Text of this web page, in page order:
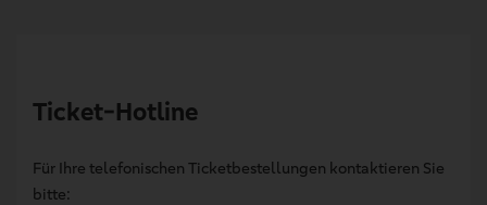
Ticket-Hotline
Für Ihre telefonischen Ticketbestellungen kontaktieren Sie
bitte: